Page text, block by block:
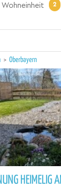
Wohneinheit
2
> Oberbayern
HEIMELIG